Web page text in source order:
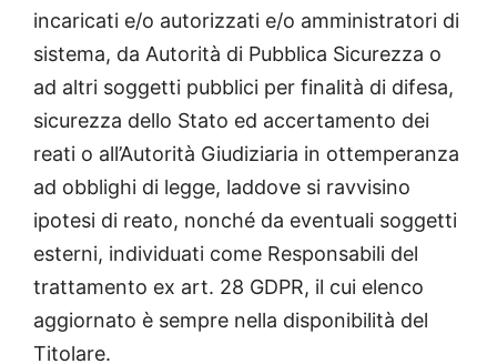
incaricati e/o autorizzati e/o amministratori di
sistema, da Autorità di Pubblica Sicurezza o
ad altri soggetti pubblici per finalità di difesa,
sicurezza dello Stato ed accertamento dei
reati o all’Autorità Giudiziaria in ottemperanza
ad obblighi di legge, laddove si ravvisino
ipotesi di reato, nonché da eventuali soggetti
esterni, individuati come Responsabili del
trattamento ex art. 28 GDPR, il cui elenco
aggiornato è sempre nella disponibilità del
Titolare.